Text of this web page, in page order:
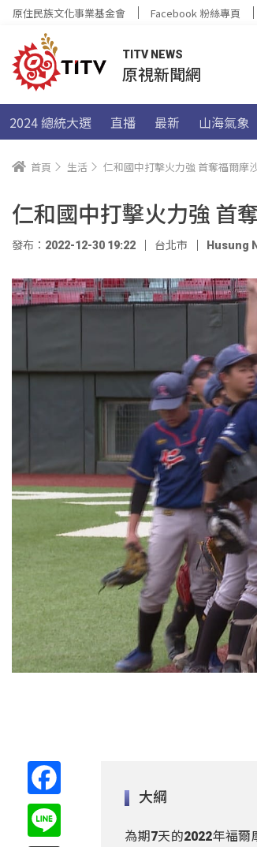
原住民族文化事業基金會 Facebook 粉絲專頁
TITV NEWS
原視新聞網
2024 總統大選 直播 最新 山海氣象
首頁 生活 仁和國中打擊火力強 首奪福爾摩
仁和國中打擊火力強 首
發布：2022-12-30 19:22 台北市 Husung
大綱
為期7天的2022年福爾